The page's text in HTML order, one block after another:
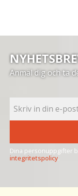
Anmäl dig och ta
Dina personuppgifter
integritetspolicy.